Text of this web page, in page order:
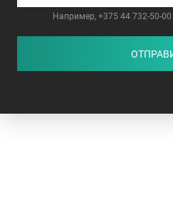
Например, +375 44 732-50-00